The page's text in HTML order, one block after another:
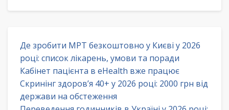
Де зробити МРТ безкоштовно у Києві у 2026
році: список лікарень, умови та поради
Кабінет пацієнта в eHealth вже працює
Скринінг здоров’я 40+ у 2026 році: 2000 грн від
держави на обстеження